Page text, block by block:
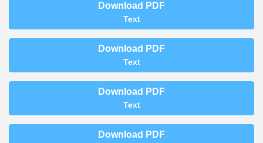
Download PDF
Text
Download PDF
Text
Download PDF
Text
Download PDF